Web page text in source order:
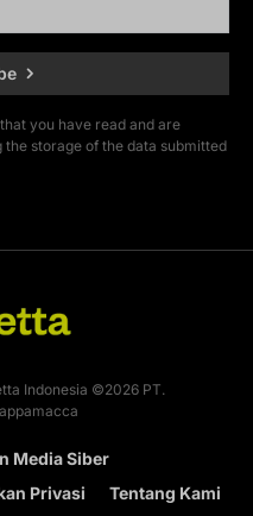
you have read and are
storage of the data submitted
Indonesia ©2026 PT.
Media Siber
Privasi Tentang Kami